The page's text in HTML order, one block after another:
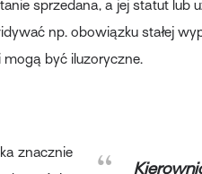
sprzedana, a jej statut lub
np. obowiązku stałej
mogą być iluzoryczne.
znacznie